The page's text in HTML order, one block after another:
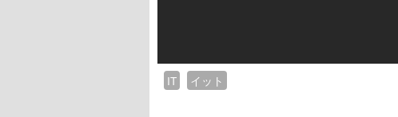
IT イット